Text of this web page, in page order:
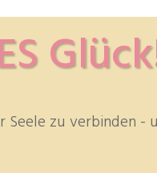
zu verbinden